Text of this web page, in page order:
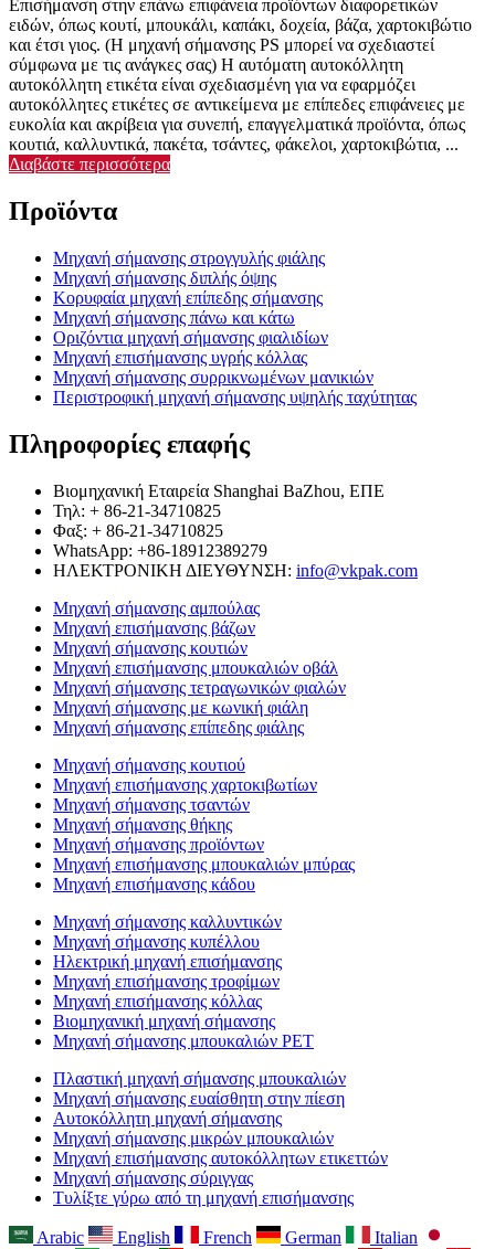
Επισήμανση στην επάνω επιφάνεια προϊόντων διαφορετικών
ειδών, όπως κουτί, μπουκάλι, καπάκι, δοχεία, βάζα, χαρτοκιβώτιο
και έτσι γιος. (Η μηχανή σήμανσης PS μπορεί να σχεδιαστεί
σύμφωνα με τις ανάγκες σας) Η αυτόματη αυτοκόλλητη
αυτοκόλλητη ετικέτα είναι σχεδιασμένη για να εφαρμόζει
αυτοκόλλητες ετικέτες σε αντικείμενα με επίπεδες επιφάνειες με
ευκολία και ακρίβεια για συνεπή, επαγγελματικά προϊόντα, όπως
κουτιά, καλλυντικά, πακέτα, τσάντες, φάκελοι, χαρτοκιβώτια, ...
Διαβάστε περισσότερα
Προϊόντα
Μηχανή σήμανσης στρογγυλής φιάλης
Μηχανή σήμανσης διπλής όψης
Κορυφαία μηχανή επίπεδης σήμανσης
Μηχανή σήμανσης πάνω και κάτω
Οριζόντια μηχανή σήμανσης φιαλιδίων
Μηχανή επισήμανσης υγρής κόλλας
Μηχανή σήμανσης συρρικνωμένων μανικιών
Περιστροφική μηχανή σήμανσης υψηλής ταχύτητας
Πληροφορίες επαφής
Βιομηχανική Εταιρεία Shanghai BaZhou, ΕΠΕ
Τηλ: + 86-21-34710825
Φαξ: + 86-21-34710825
WhatsApp: +86-18912389279
ΗΛΕΚΤΡΟΝΙΚΗ ΔΙΕΥΘΥΝΣΗ: info@vkpak.com
Μηχανή σήμανσης αμπούλας
Μηχανή επισήμανσης βάζων
Μηχανή σήμανσης κουτιών
Μηχανή επισήμανσης μπουκαλιών οβάλ
Μηχανή σήμανσης τετραγωνικών φιαλών
Μηχανή σήμανσης με κωνική φιάλη
Μηχανή σήμανσης επίπεδης φιάλης
Μηχανή σήμανσης κουτιού
Μηχανή επισήμανσης χαρτοκιβωτίων
Μηχανή σήμανσης τσαντών
Μηχανή σήμανσης θήκης
Μηχανή σήμανσης προϊόντων
Μηχανή επισήμανσης μπουκαλιών μπύρας
Μηχανή επισήμανσης κάδου
Μηχανή σήμανσης καλλυντικών
Μηχανή σήμανσης κυπέλλου
Ηλεκτρική μηχανή επισήμανσης
Μηχανή επισήμανσης τροφίμων
Μηχανή επισήμανσης κόλλας
Βιομηχανική μηχανή σήμανσης
Μηχανή σήμανσης μπουκαλιών PET
Πλαστική μηχανή σήμανσης μπουκαλιών
Μηχανή σήμανσης ευαίσθητη στην πίεση
Αυτοκόλλητη μηχανή σήμανσης
Μηχανή σήμανσης μικρών μπουκαλιών
Μηχανή επισήμανσης αυτοκόλλητων ετικεττών
Μηχανή σήμανσης σύριγγας
Τυλίξτε γύρω από τη μηχανή επισήμανσης
Arabic English French German
Italian